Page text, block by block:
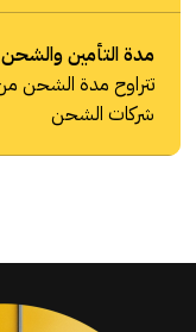
مدة التأمين والشحن
شركات الشحن